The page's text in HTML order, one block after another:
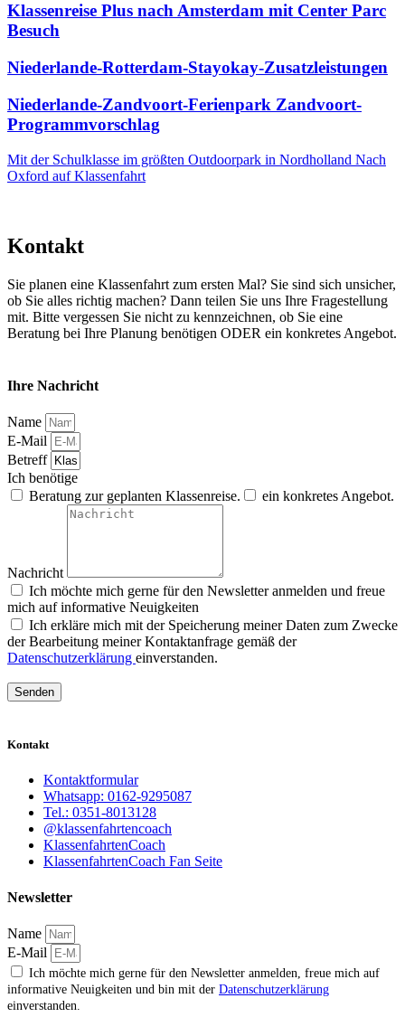
Klassenreise Plus nach Amsterdam mit Center Parc
Besuch
Niederlande-Rotterdam-Stayokay-Zusatzleistungen
Niederlande-Zandvoort-Ferienpark Zandvoort-
Programmvorschlag
Mit der Schulklasse im größten Outdoorpark in Nordholland Nach
Oxford auf Klassenfahrt
Kontakt
Sie planen eine Klassenfahrt zum ersten Mal? Sie sind sich unsicher,
ob Sie alles richtig machen? Dann teilen Sie uns Ihre Fragestellung
mit. Bitte vergessen Sie nicht zu kennzeichnen, ob Sie eine
Beratung bei Ihre Planung benötigen ODER ein konkretes Angebot.
Ihre Nachricht
Name
E-Mail
Betreff
Ich benötige
Beratung zur geplanten Klassenreise.
ein konkretes Angebot.
Nachricht
Ich möchte mich gerne für den Newsletter anmelden und freue
mich auf informative Neuigkeiten
Ich erkläre mich mit der Speicherung meiner Daten zum Zwecke
der Bearbeitung meiner Kontaktanfrage gemäß der
Datenschutzerklärung einverstanden.
Senden
Kontakt
Kontaktformular
Whatsapp: 0162-9295087
Tel.: 0351-8013128
@klassenfahrtencoach
KlassenfahrtenCoach
KlassenfahrtenCoach Fan Seite
Newsletter
Name
E-Mail
Ich möchte mich gerne für den Newsletter anmelden, freue mich auf
informative Neuigkeiten und bin mit der Datenschutzerklärung
einverstanden.